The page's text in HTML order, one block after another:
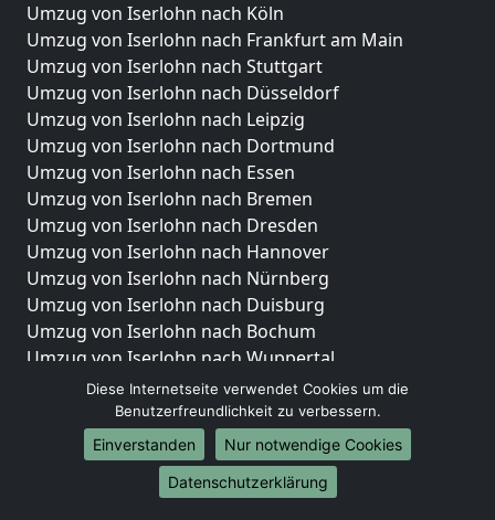
Umzug von Iserlohn nach Köln
Umzug von Iserlohn nach Frankfurt am Main
Umzug von Iserlohn nach Stuttgart
Umzug von Iserlohn nach Düsseldorf
Umzug von Iserlohn nach Leipzig
Umzug von Iserlohn nach Dortmund
Umzug von Iserlohn nach Essen
Umzug von Iserlohn nach Bremen
Umzug von Iserlohn nach Dresden
Umzug von Iserlohn nach Hannover
Umzug von Iserlohn nach Nürnberg
Umzug von Iserlohn nach Duisburg
Umzug von Iserlohn nach Bochum
Umzug von Iserlohn nach Wuppertal
Umzug von Iserlohn nach Bielefeld
Umzug von Iserlohn nach Bonn
Umzug von Iserlohn nach Münster
Internationale-Umzüge
Diese Internetseite verwendet Cookies um die
Benutzerfreundlichkeit zu verbessern.
Einverstanden
Nur notwendige Cookies
Datenschutzerklärung